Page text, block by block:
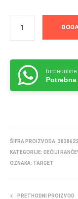
Torbeonline
ŠIFRA PROIZVODA:
KATEGORIJE: DEČIJI
OZNAKA: TARGET
PRETHODNI PROIZVOD